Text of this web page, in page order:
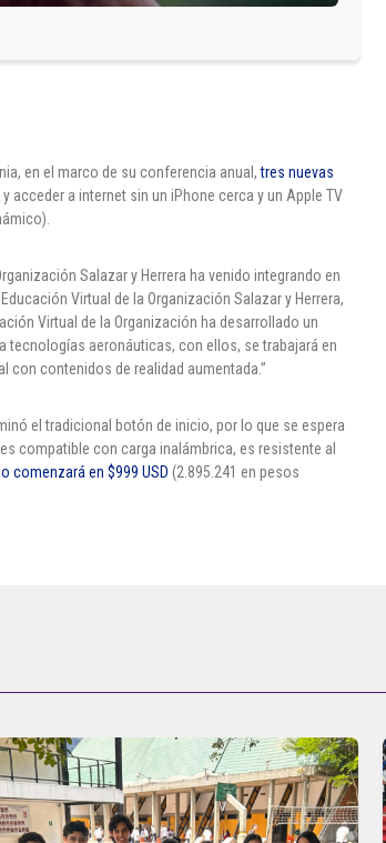
en el marco de su conferencia anual,tres nuevas
acceder a internet sin un iPhone cerca y un Apple TV
Salazar y Herrera ha venido integrando en
Virtual de la Organización Salazar y Herrera,
Virtual de la Organización ha desarrollado un
tecnologías aeronáuticas, con ellos, se trabajará en
con contenidos de realidad aumentada.”
el tradicional botón de inicio, por lo que se espera
es compatible con carga inalámbrica, es resistente al
comenzará en $999 USD (2.895.241 en pesos